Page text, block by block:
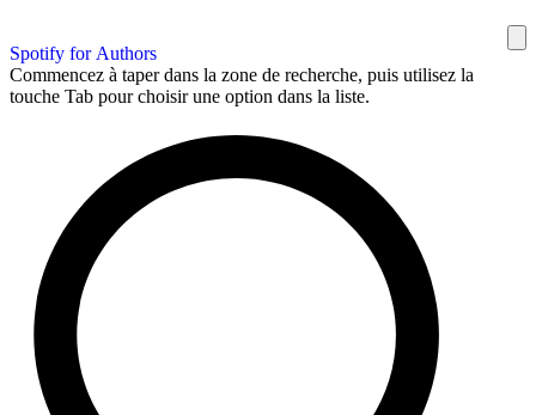
Spotify for Authors
Commencez à taper dans la zone de recherche, puis utilisez la
touche Tab pour choisir une option dans la liste.